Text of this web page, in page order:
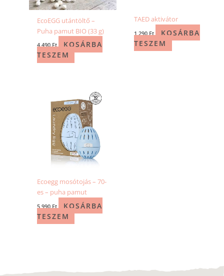
EcoEGG utántöltő –
Puha pamut BIO (33 g)
4 490 Ft
KOSÁRBA
TESZEM
TAED aktivátor
1 290 Ft
KOSÁRBA
TESZEM
Ecoegg mosótojás – 70-
es – puha pamut
5 990 Ft
KOSÁRBA
TESZEM